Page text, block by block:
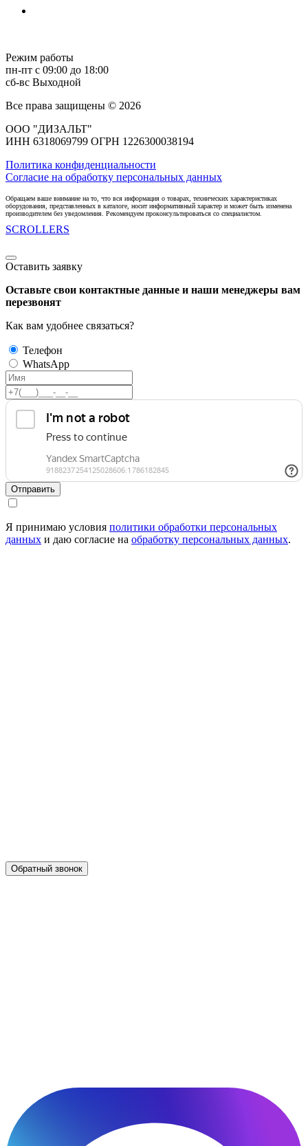
Режим работы
пн-пт с 09:00 до 18:00
сб-вс Выходной
Все права защищены © 2026
ООО "ДИЗАЛЬТ"
ИНН 6318069799 ОГРН 1226300038194
Политика конфиденциальности
Согласие на обработку персональных данных
Обращаем ваше внимание на то, что вся информация о товарах, технических характеристиках
оборудования, представленных в каталоге, носит информативный характер и может быть изменена
производителем без уведомления. Рекомендуем проконсультироваться со специалистом.
SCROLLERS
Оставить заявку
Оставьте свои контактные данные и наши менеджеры вам
перезвонят
Как вам удобнее связаться?
Телефон
WhatsApp
Отправить
Я принимаю условия политики обработки персональных
данных и даю согласие на обработку персональных данных.
Обратный звонок